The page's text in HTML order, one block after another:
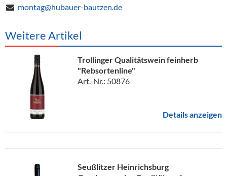
montag@hubauer-bautzen.de
Weitere Artikel
Trollinger Qualitätswein feinherb
"Rebsortenline"
Art.-Nr.: 50876
Details anzeigen
Seußlitzer Heinrichsburg